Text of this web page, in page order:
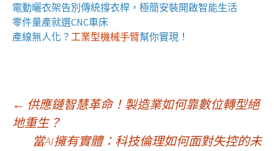
電動曬衣架告別傳統撐衣桿，極簡安裝開啟智能生活
零件量產就選CNC車床
產線無人化？ 工業型機械手臂幫你實現！
文
← 供應鏈智慧革命！製造業如何靠數位轉型絕
地重生？
當AI擁有實體：科技倫理如何面對失控的未